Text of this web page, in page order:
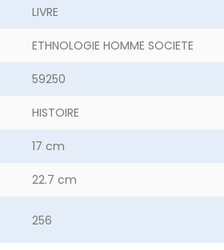
LIVRE
ETHNOLOGIE HOMME SOCIETE
59250
HISTOIRE
17 cm
22.7 cm
256